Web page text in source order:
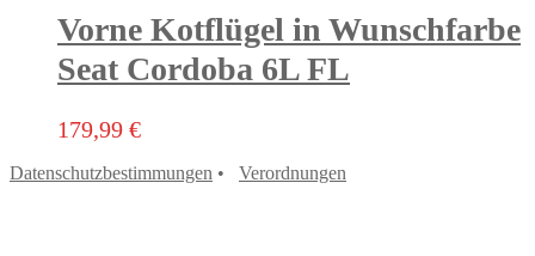
Vorne Kotflügel in Wunschfarbe
Seat Cordoba 6L FL
179,99 €Dieses
weist
mehrere
Datenschutzbestimmungen • Verordnungen